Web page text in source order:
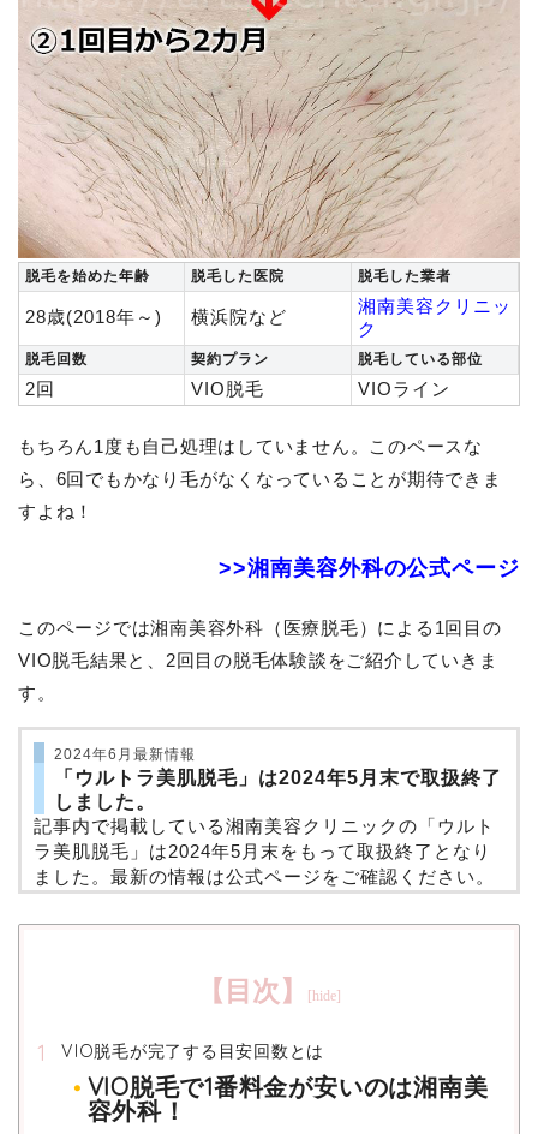
脱毛を始めた年齢 脱毛した医院 脱毛した業者
28歳(2018年～) 横浜院など
湘南美容クリニッ
ク
脱毛回数 契約プラン 脱毛している部位
2回 VIO脱毛 VIOライン
もちろん1度も自己処理はしていません。このペースな
ら、6回でもかなり毛がなくなっていることが期待できま
すよね！
>>湘南美容外科の公式ページ
このページでは湘南美容外科（医療脱毛）による1回目の
VIO脱毛結果と、2回目の脱毛体験談をご紹介していきま
す。
2024年6月最新情報
「ウルトラ美肌脱毛」は2024年5月末で取扱終了
しました。
記事内で掲載している湘南美容クリニックの「ウルト
ラ美肌脱毛」は2024年5月末をもって取扱終了となり
ました。最新の情報は公式ページをご確認ください。
【目次】
VIO脱毛が完了する目安回数とは
VIO脱毛で1番料金が安いのは湘南美
容外科！